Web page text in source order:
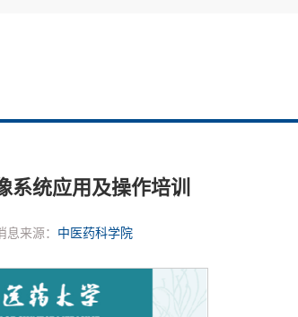
系统应用及操作培训
息来源： 中医药科学院